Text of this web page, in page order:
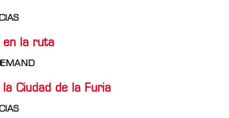
en la ruta
Ciudad de la Furia